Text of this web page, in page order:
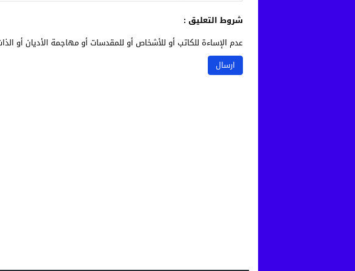
شروط التعليق :
عدم الإساءة للكاتب أو للأشخاص أو للمقدسات أو مهاجمة الأديان أو